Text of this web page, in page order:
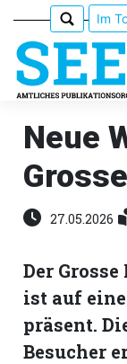
Epaper
Veranstaltungen
Erlebnisführer
App
Im
Neue
27.05.2026
Der
ist auf
präsent.
Besucher